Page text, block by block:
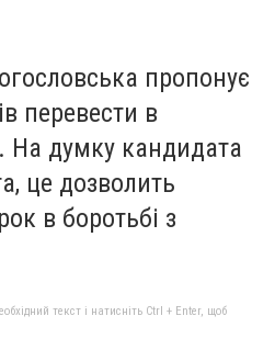
пропонує
перевести в
На думку кандидата
це дозволить
в боротьбі з
текст і натисніть Ctrl + Enter, щоб